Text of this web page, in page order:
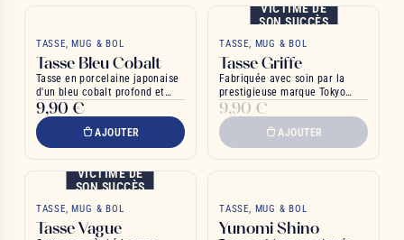
TASSE, MUG & BOL
Tasse Bleu Cobalt
Tasse en porcelaine japonaise
d'un bleu cobalt profond et
apaisant
9,90 €
AJOUTER
VICTIME DE
SON SUCCÈS
TASSE, MUG & BOL
Tasse Griffe
Fabriquée avec soin par la
prestigieuse marque Tokyo
Design
9,90 €
AJOUTER
VICTIME DE
SON SUCCÈS
TASSE, MUG & BOL
Tasse Vague
TASSE, MUG & BOL
Yunomi Shino